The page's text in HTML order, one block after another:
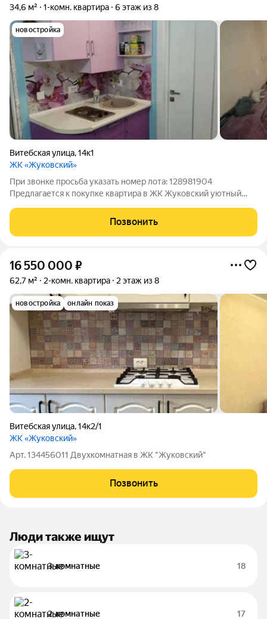
34,6 м² 1-комн. квартира 6 этаж из 8
новостройка
Витебская улица,14к1
ЖК «Жуковский»
При звонке просьба указать номер лота: 128981904
Предлагается к покупке квартира в ЖК Жуковский уютный
расположен детский сад, в 5 минутах пешком школа. Напротив
Позвонить
16 550 000 ₽
62,7 м² 2-комн. квартира 2 этаж из 8
новостройка онлайн показ
Витебская улица,14к2/1
ЖК «Жуковский»
Арт. 134456011 Двухкомнатная в ЖК "Жуковский"
Позвонить
Люди также ищут
3-комнатные 18
2-комнатные 17